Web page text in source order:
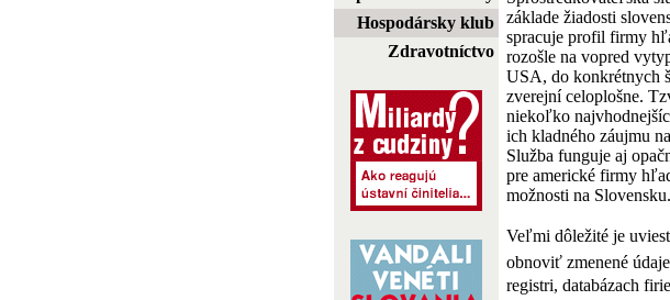
Hospodársky klub
Zdravotníctvo
základe žiadosti
spracuje profil firmy
rozošle na vopred
USA, do konkrétnych
zverejní celoplošne.
niekoľko
ich kladného záujmu
Služba funguje aj
pre americké firmy
možnosti na Slovensku.
Veľmi dôležité je
obnoviť zmenené
registri, databázach